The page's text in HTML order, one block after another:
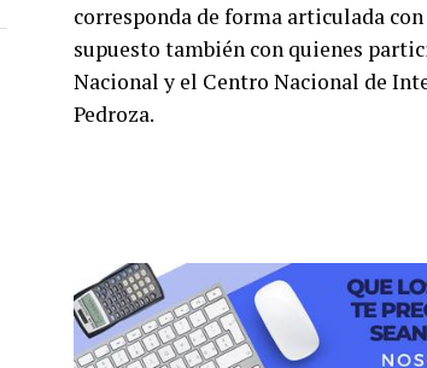
corresponda de forma articulada
supuesto también con quienes
Nacional y el Centro Nacional de
Pedroza.